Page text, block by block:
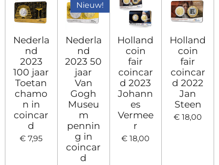
Nederla
nd
2023
100 jaar
Toetan
chamo
n in
coincar
d
€ 7,95
Nieuw!
Nederla
nd
2023 50
jaar
Van
Gogh
Museu
m
pennin
g in
coincar
d
Holland
coin
fair
coincar
d 2023
Johann
es
Vermee
r
€ 18,00
Holland
coin
fair
coincar
d 2022
Jan
Steen
€ 18,00